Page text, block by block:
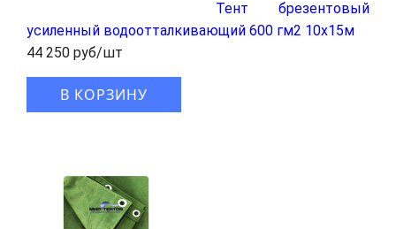
Тент брезентовый
усиленный водоотталкивающий 600 гм2 10x15м
44 250 руб/шт
В КОРЗИНУ